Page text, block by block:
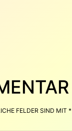
FELDER SIND MIT*